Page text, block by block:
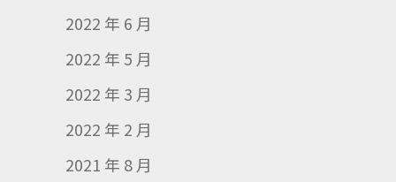
2022 年 6 月
2022 年 5 月
2022 年 3 月
2022 年 2 月
2021 年 8 月